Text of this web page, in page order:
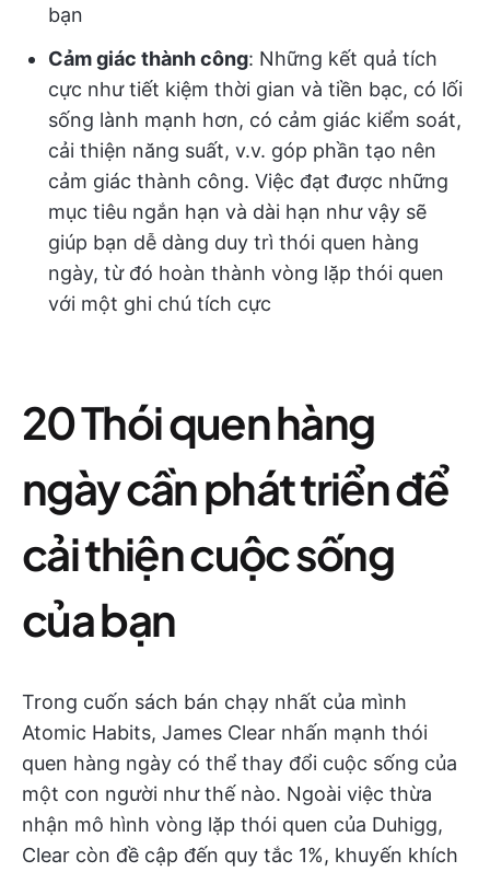
bạn
Cảm giác thành công: Những kết quả tích
cực như tiết kiệm thời gian và tiền bạc, có lối
sống lành mạnh hơn, có cảm giác kiểm soát,
cải thiện năng suất, v.v. góp phần tạo nên
cảm giác thành công. Việc đạt được những
mục tiêu ngắn hạn và dài hạn như vậy sẽ
giúp bạn dễ dàng duy trì thói quen hàng
ngày, từ đó hoàn thành vòng lặp thói quen
với một ghi chú tích cực
20 Thói quen hàng
ngày cần phát triển để
cải thiện cuộc sống
của bạn
Trong cuốn sách bán chạy nhất của mình
Atomic Habits, James Clear nhấn mạnh thói
quen hàng ngày có thể thay đổi cuộc sống của
một con người như thế nào. Ngoài việc thừa
nhận mô hình vòng lặp thói quen của Duhigg,
Clear còn đề cập đến quy tắc 1%, khuyến khích